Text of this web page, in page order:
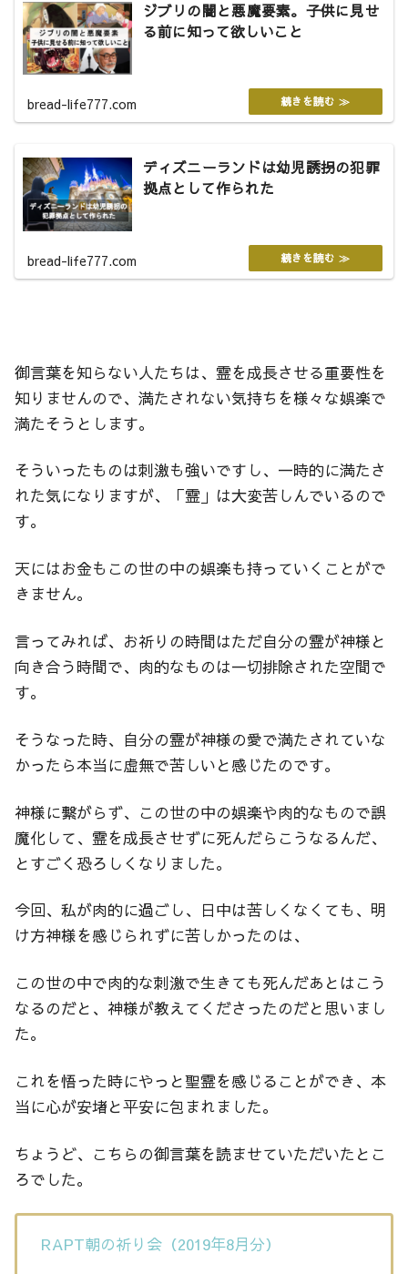
ジブリの闇と悪魔要素。子供に見せ
る前に知って欲しいこと
bread-life777.com
ディズニーランドは幼児誘拐の犯罪
拠点として作られた
bread-life777.com
御言葉を知らない人たちは、霊を成長させる重要性を
知りませんので、満たされない気持ちを様々な娯楽で
満たそうとします。
そういったものは刺激も強いですし、一時的に満たさ
れた気になりますが、「霊」は大変苦しんでいるので
す。
天にはお金もこの世の中の娯楽も持っていくことがで
きません。
言ってみれば、お祈りの時間はただ自分の霊が神様と
向き合う時間で、肉的なものは一切排除された空間で
す。
そうなった時、自分の霊が神様の愛で満たされていな
かったら本当に虚無で苦しいと感じたのです。
神様に繋がらず、この世の中の娯楽や肉的なもので誤
魔化して、霊を成長させずに死んだらこうなるんだ、
とすごく恐ろしくなりました。
今回、私が肉的に過ごし、日中は苦しくなくても、明
け方神様を感じられずに苦しかったのは、
この世の中で肉的な刺激で生きても死んだあとはこう
なるのだと、神様が教えてくださったのだと思いまし
た。
これを悟った時にやっと聖霊を感じることができ、本
当に心が安堵と平安に包まれました。
ちょうど、こちらの御言葉を読ませていただいたとこ
ろでした。
RAPT朝の祈り会（2019年8月分）